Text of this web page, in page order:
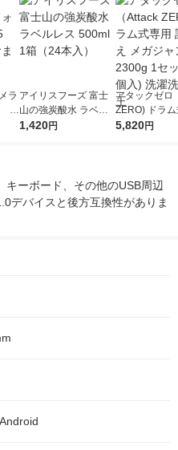
ラ
4
アイリスフーズ 富士
山の強炭酸水 ラベル
レス 500ml 1箱（24
1,420円
アタックゼロ
ZERO) ドラ
詰め替え メガ
5,820円
キーボード、その他のUSB周辺
デバイスと後方互換性がありま